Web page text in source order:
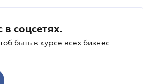
в соцсетях.
быть в курсе всех бизнес-